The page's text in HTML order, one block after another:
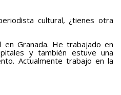
cultural, ¿tienes otra
en Granada. He trabajado en
y también estuve una
Actualmente trabajo en la